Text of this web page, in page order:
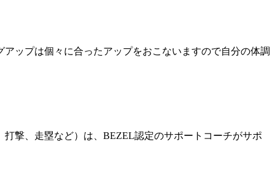
ップは個々に合ったアップをおこないますので自分の体調
撃、走塁など）は、BEZEL認定のサポートコーチがサポ